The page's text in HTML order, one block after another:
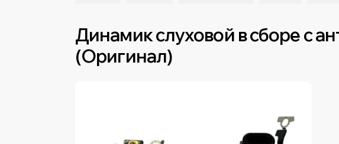
Динамик слуховой в сборе с
(Оригинал)